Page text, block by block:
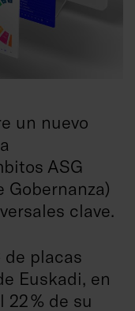
un nuevo
ASG
Gobernanza)
clave.
de placas
Euskadi, en
% de su